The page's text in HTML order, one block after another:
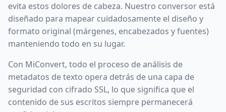
evita estos dolores de cabeza. Nuestro conversor está
diseñado para mapear cuidadosamente el diseño y
formato original (márgenes, encabezados y fuentes)
manteniendo todo en su lugar.
Con MiConvert, todo el proceso de análisis de
metadatos de texto opera detrás de una capa de
seguridad con cifrado SSL, lo que significa que el
contenido de sus escritos siempre permanecerá